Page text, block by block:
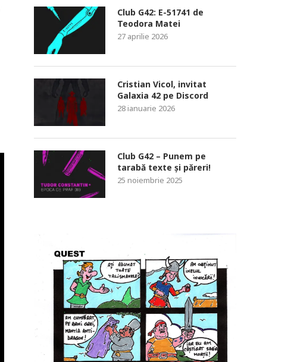
Club G42: E-51741 de
Teodora Matei
27 aprilie 2026
Cristian Vicol, invitat
Galaxia 42 pe Discord
28 ianuarie 2026
Club G42 – Punem pe
tarabă texte și păreri!
25 noiembrie 2025